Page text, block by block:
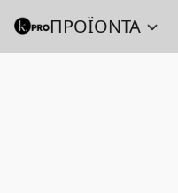
ΠΡΟΪΟΝΤΑ